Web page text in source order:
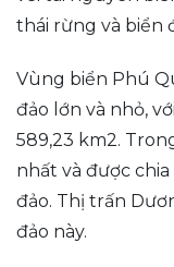
thái rừng và biển
Vùng biển Phú
đảo lớn và nhỏ,
589,23 km2.
nhất và được
đảo. Thị trấn
đảo này.